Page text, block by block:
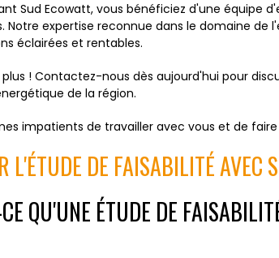
Sud Ecowatt, vous bénéficiez d'une équipe
Notre expertise reconnue dans le domaine
éclairées et rentables.
! Contactez-nous dès aujourd'hui pour
de la région.
impatients de travailler avec vous et de
L'ÉTUDE DE FAISABILITÉ AVEC
QU'UNE ÉTUDE DE